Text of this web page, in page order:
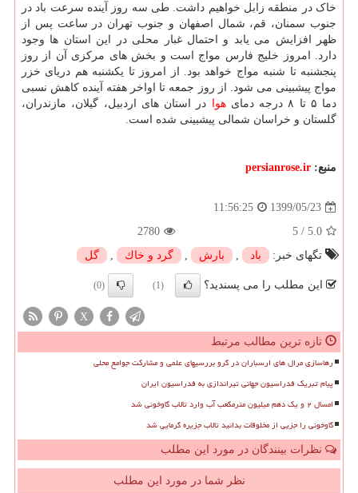
خاک در منطقه زابل خواهیم داشت. طی سه روز آینده سرعت باد در
جنوب سمنان، قم، شمال اصفهان و جنوب تهران در ساعت پس از
ظهر افزایش می یابد و احتمال غبار محلی در این استان ها وجود
دارد. امروز خلیج فارس مواج است و بخش های مرکزی آن از روز
پنجشنبه تا شنبه مواج خواهد بود. از امروز تا یکشنبه هم دریای خزر
مواج پیشبینی می شود. از روز جمعه تا اواخر هفته آینده کاهش نسبی
دما ۵ تا ۸ درجه دمای
هوا در استان های اردبیل، گیلان، مازندران،
گلستان و خراسان شمالی پیشبینی شده است.
منبع: persianrose.ir
1399/05/23
11:56:25
5.0
/
5
2780
تگهای خبر:
باد , بارش , گرد و خاك , گل
این مطلب را می پسندید؟ (1)
(0)
X
تازه ترین مطالب مرتبط
رهاسازی مرال های ارسباران در گرو بررسیهای علمی و مشارکت جوامع محلی
پیام تبریک فدراسیون جهانی تیراندازی به فدراسیون ایران
امسال ۲ و یک دهم میلیون مترمکعب آب وارد تالاب گاوخونی شد
گاوخونی را جزیی از مخلوقات بدانید تالاب جزیره گرمایی شد
نظرات بینندگان در مورد این مطلب
نظر شما در مورد این مطلب